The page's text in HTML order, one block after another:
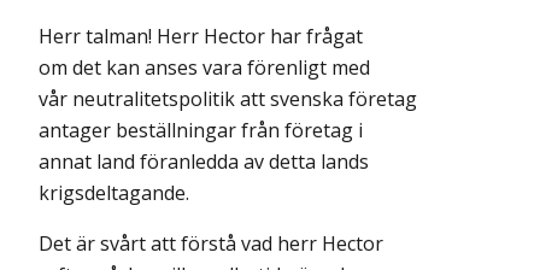
Herr talman! Herr Hector har frågat
om det kan anses vara förenligt med
vår neutralitetspolitik att svenska företag
antager beställningar från företag i
annat land föranledda av detta lands
krigsdeltagande.
Det är svårt att förstå vad herr Hector